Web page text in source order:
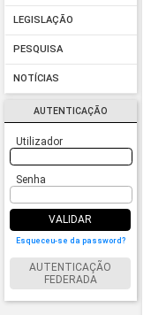
LEGISLAÇÃO
PESQUISA
NOTÍCIAS
AUTENTICAÇÃO
Utilizador
Senha
VALIDAR
Esqueceu-se da password?
AUTENTICAÇÃO
FEDERADA